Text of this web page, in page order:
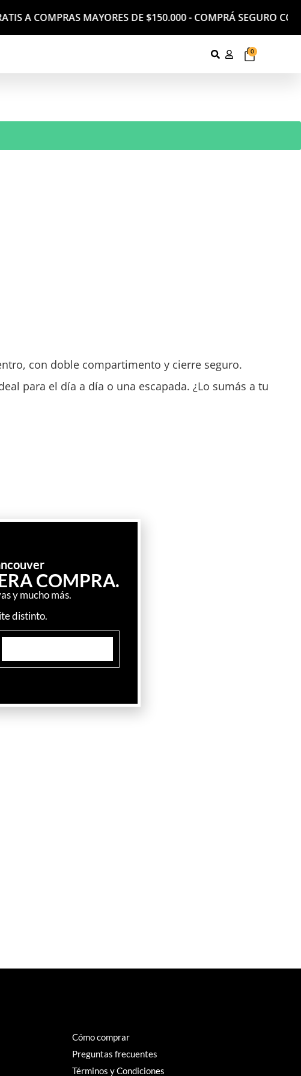
COMPRAS MAYORES DE $150.000 - COMPRÁ SEGURO CON
0
con doble compartimento y cierre seguro.
para el día a día o una escapada. ¿Lo sumás a tu
Cómo comprar
Preguntas frecuentes
Términos y Condiciones
COMPRA.
y mucho más.
distinto.